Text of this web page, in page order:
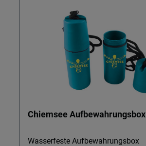
Chiemsee Aufbewahrungsbox
Wasserfeste Aufbewahrungsbox